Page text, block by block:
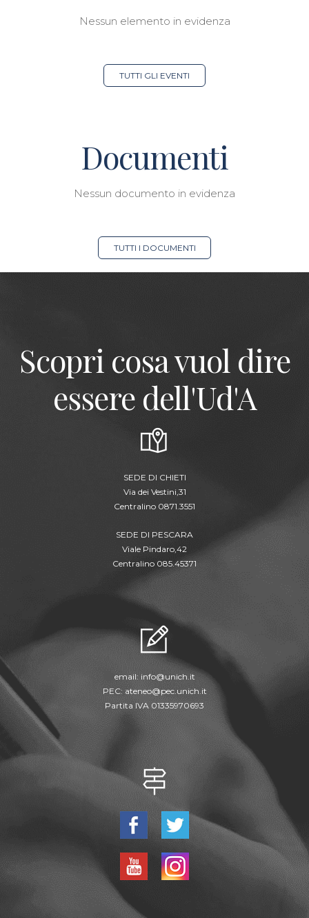
Nessun elemento in evidenza
TUTTI GLI EVENTI
Documenti
Nessun documento in evidenza
TUTTI I DOCUMENTI
Scopri cosa vuol dire
essere dell'Ud'A
SEDE DI CHIETI
Via dei Vestini,31
Centralino 0871.3551
SEDE DI PESCARA
Viale Pindaro,42
Centralino 085.45371
email: info@unich.it
PEC: ateneo@pec.unich.it
Partita IVA 01335970693